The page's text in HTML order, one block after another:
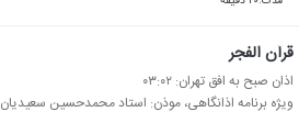
قرآن الفجر
اذان صبح به افق تهران: ۰۳:۰۲
ویژه برنامه اذانگاهی، موذن: استاد محمدحسین سعیدیان